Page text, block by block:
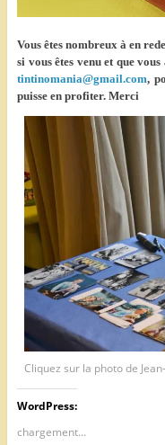
Vous êtes nombreux à en
si vous êtes venu et que
tintinomania@gmail.com,
puisse en profiter. Merci
Cliquez sur la photo de
WordPress:
chargement…